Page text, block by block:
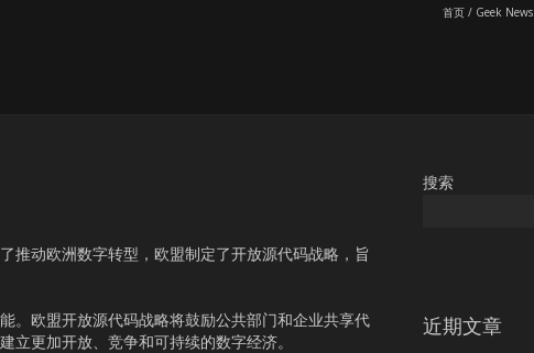
首页 / Geek News
推动欧洲数字转型，欧盟制定了开放源代码战略，旨
。欧盟开放源代码战略将鼓励公共部门和企业共享代
更加开放、竞争和可持续的数字经济。
搜索
近期文章